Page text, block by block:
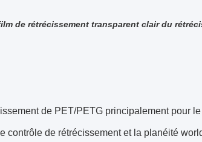
de rétrécissement transparent clair du
de PET/PETG principalement pour
contrôle de rétrécissement et la planéité